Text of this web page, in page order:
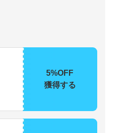
5%OFF
獲得する